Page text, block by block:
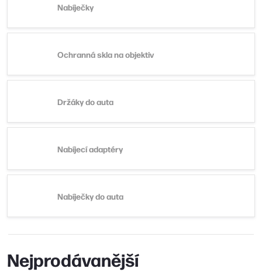
Nabíječky
Ochranná skla na objektiv
Držáky do auta
Nabíjecí adaptéry
Nabíječky do auta
Nejprodávanější